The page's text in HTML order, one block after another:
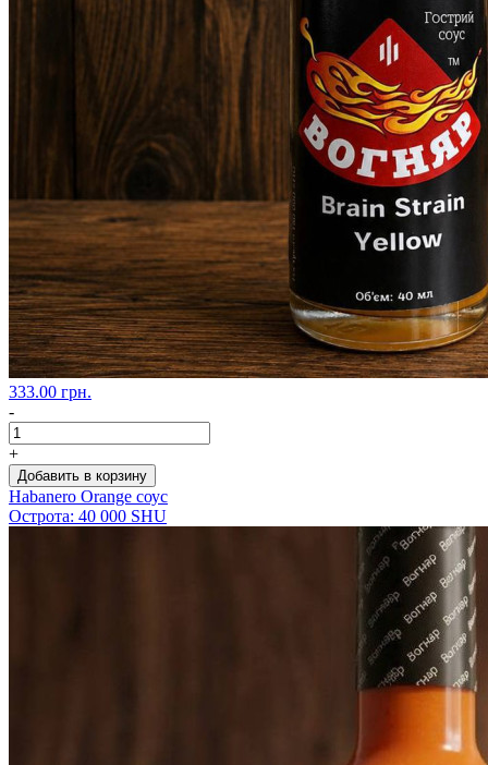
333.00 грн.
-
+
Добавить в корзину
Habanero Orange соус
Острота: 40 000 SHU